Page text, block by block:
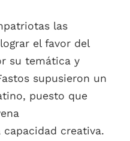
las
el favor del
su temática y
supusieron un
puesto que
creativa.